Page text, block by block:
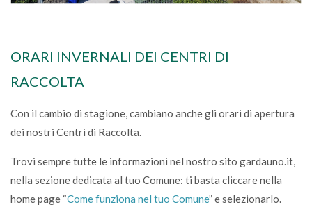
ORARI INVERNALI DEI CENTRI DI
RACCOLTA
Con il cambio di stagione, cambiano anche gli orari di apertura
dei nostri Centri di Raccolta.
Trovi sempre tutte le informazioni nel nostro sito gardauno.it,
nella sezione dedicata al tuo Comune: ti basta cliccare nella
home page “Come funziona nel tuo Comune” e selezionarlo.